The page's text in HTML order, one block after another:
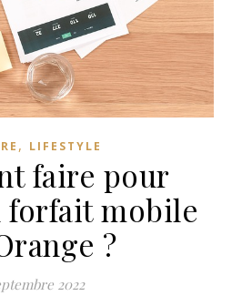
, LIFESTYLE
faire pour
mobile
?
2022